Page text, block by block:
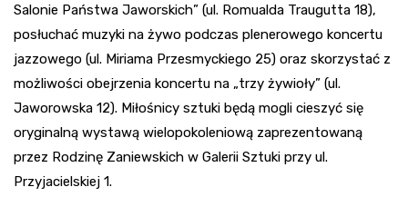
Salonie Państwa Jaworskich” (ul. Romualda Traugutta 18),
posłuchać muzyki na żywo podczas plenerowego koncertu
jazzowego (ul. Miriama Przesmyckiego 25) oraz skorzystać z
możliwości obejrzenia koncertu na „trzy żywioły” (ul.
Jaworowska 12). Miłośnicy sztuki będą mogli cieszyć się
oryginalną wystawą wielopokoleniową zaprezentowaną
przez Rodzinę Zaniewskich w Galerii Sztuki przy ul.
Przyjacielskiej 1.